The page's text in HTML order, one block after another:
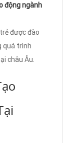
động ngành
được đào
quá trình
châu Âu.